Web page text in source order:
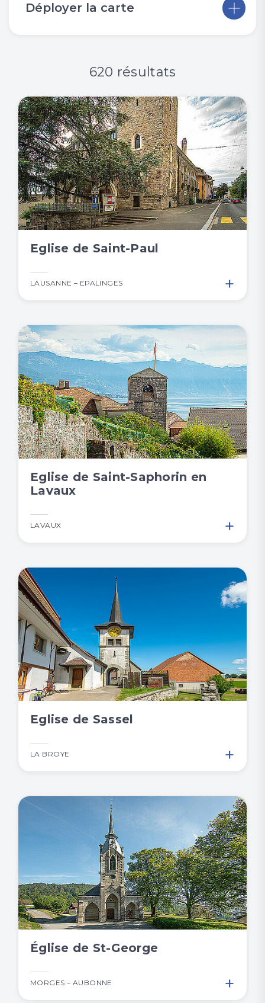
Déployer la carte
620 résultats
Eglise de Saint-Paul
LAUSANNE – EPALINGES +
Eglise de Saint-Saphorin en
Lavaux
LAVAUX +
Eglise de Sassel
LA BROYE +
Église de St-George
MORGES – AUBONNE +